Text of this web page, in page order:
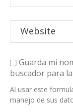
Guarda mi
buscador para
Al usar este
manejo de sus